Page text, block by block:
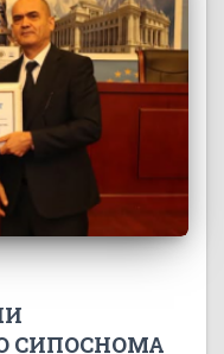
СИПОСНОМА